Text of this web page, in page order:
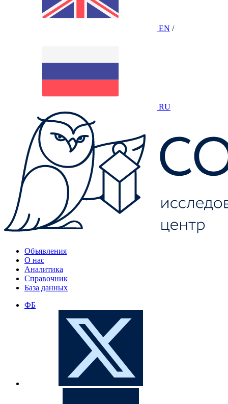
EN /
RU
Объявления
О нас
Аналитика
Справочник
База данных
ФБ